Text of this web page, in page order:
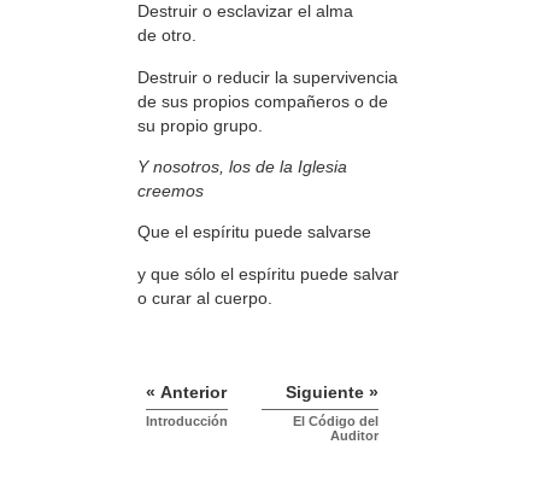
Destruir o esclavizar el alma
de otro.
Destruir o reducir la supervivencia
de sus propios compañeros o de
su propio grupo.
Y nosotros, los de la Iglesia
creemos
Que el espíritu puede salvarse
y que sólo el espíritu puede salvar
o curar al cuerpo.
« Anterior
Introducción
Siguiente »
El Código del
Auditor